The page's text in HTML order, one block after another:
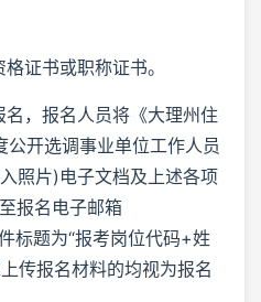
证书或职称证书。
，报名人员将《大理州住
开选调事业单位工作人员
照片)电子文档及上述各项
报名电子邮箱
标题为“报考岗位代码+姓
传报名材料的均视为报名